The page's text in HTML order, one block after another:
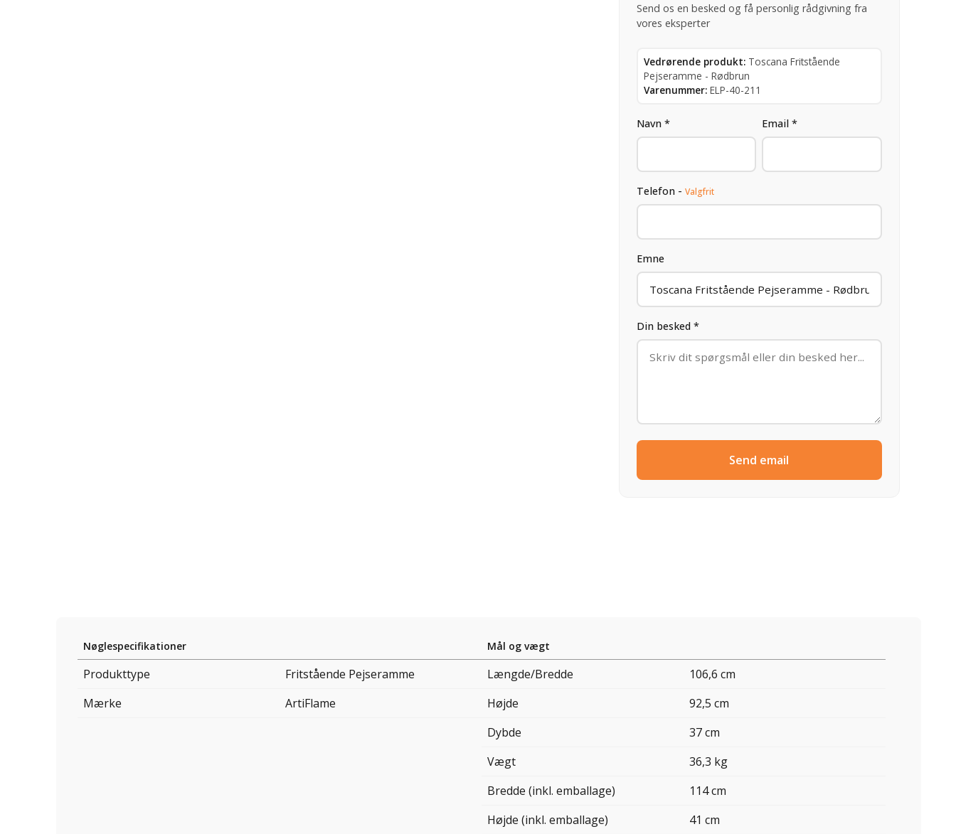
Send os en besked og få personlig rådgivning fra
vores eksperter
Vedrørende produkt: Toscana Fritstående
Pejseramme - Rødbrun
Varenummer: ELP-40-211
Navn * Email *
Telefon - Valgfrit
Emne
Din besked *
Send email
Nøglespecifikationer
Produkttype
Fritstående Pejseramme
Mærke
ArtiFlame
Mål og vægt
Længde/Bredde
106,6 cm
Højde
92,5 cm
Dybde
37 cm
Vægt
36,3 kg
Bredde (inkl. emballage)
114 cm
Højde (inkl. emballage)
41 cm